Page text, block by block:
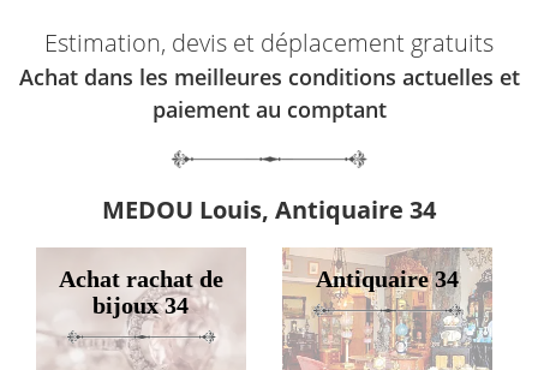
Estimation, devis et déplacement gratuits
Achat dans les meilleures conditions actuelles et
paiement au comptant
MEDOU Louis, Antiquaire 34
Achat rachat de
bijoux 34
Antiquaire 34